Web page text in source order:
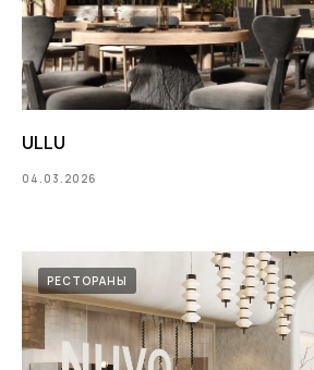
ULLU
04.03.2026
РЕСТОРАНЫ